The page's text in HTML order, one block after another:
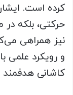
کرده است.
حرکتی، بلکه
نیز همراهی
و رویکرد علمی
کاشانی هدفمند